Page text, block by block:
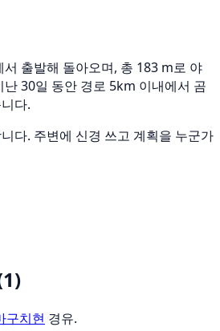
출발해 돌아오며, 총 183 m로 야
30일 동안 경로 5km 이내에서 곰
다.
다. 주변에 신경 쓰고 계획을 누군가
구치현 경유.